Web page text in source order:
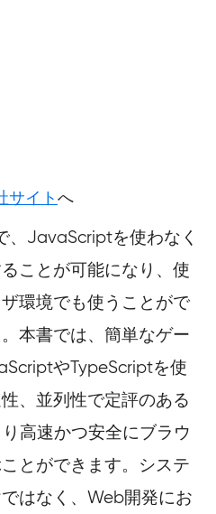
サイトへ
、JavaScriptを使わなく
ことが可能になり、使
環境でも使うことがで
本書では、簡単なゲー
やTypeScriptを使
、並列性で定評のある
高速かつ安全にブラウ
とができます。システ
はなく、Web開発にお